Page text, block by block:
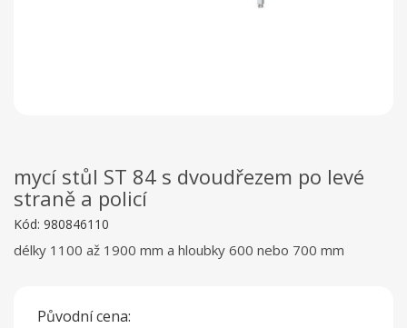
mycí stůl ST 84 s dvoudřezem po levé
straně a policí
Kód: 980846110
délky 1100 až 1900 mm a hloubky 600 nebo 700 mm
Původní cena: